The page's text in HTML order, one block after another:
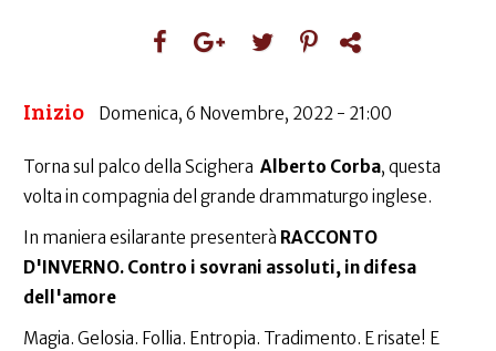
Inizio Domenica, 6 Novembre, 2022 - 21:00
Torna sul palco della Scighera Alberto Corba, questa
volta in compagnia del grande drammaturgo inglese.
In maniera esilarante presenterà RACCONTO
D'INVERNO. Contro i sovrani assoluti, in difesa
dell'amore
Magia. Gelosia. Follia. Entropia. Tradimento. E risate! E